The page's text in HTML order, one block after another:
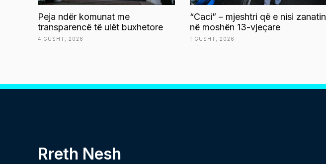
Peja ndër komunat me
transparencë të ulët buxhetore
4 GUSHT, 2026
“Caci” – mjeshtri që e nisi zanatin
në moshën 13-vjeçare
1 GUSHT, 2026
Rreth Nesh